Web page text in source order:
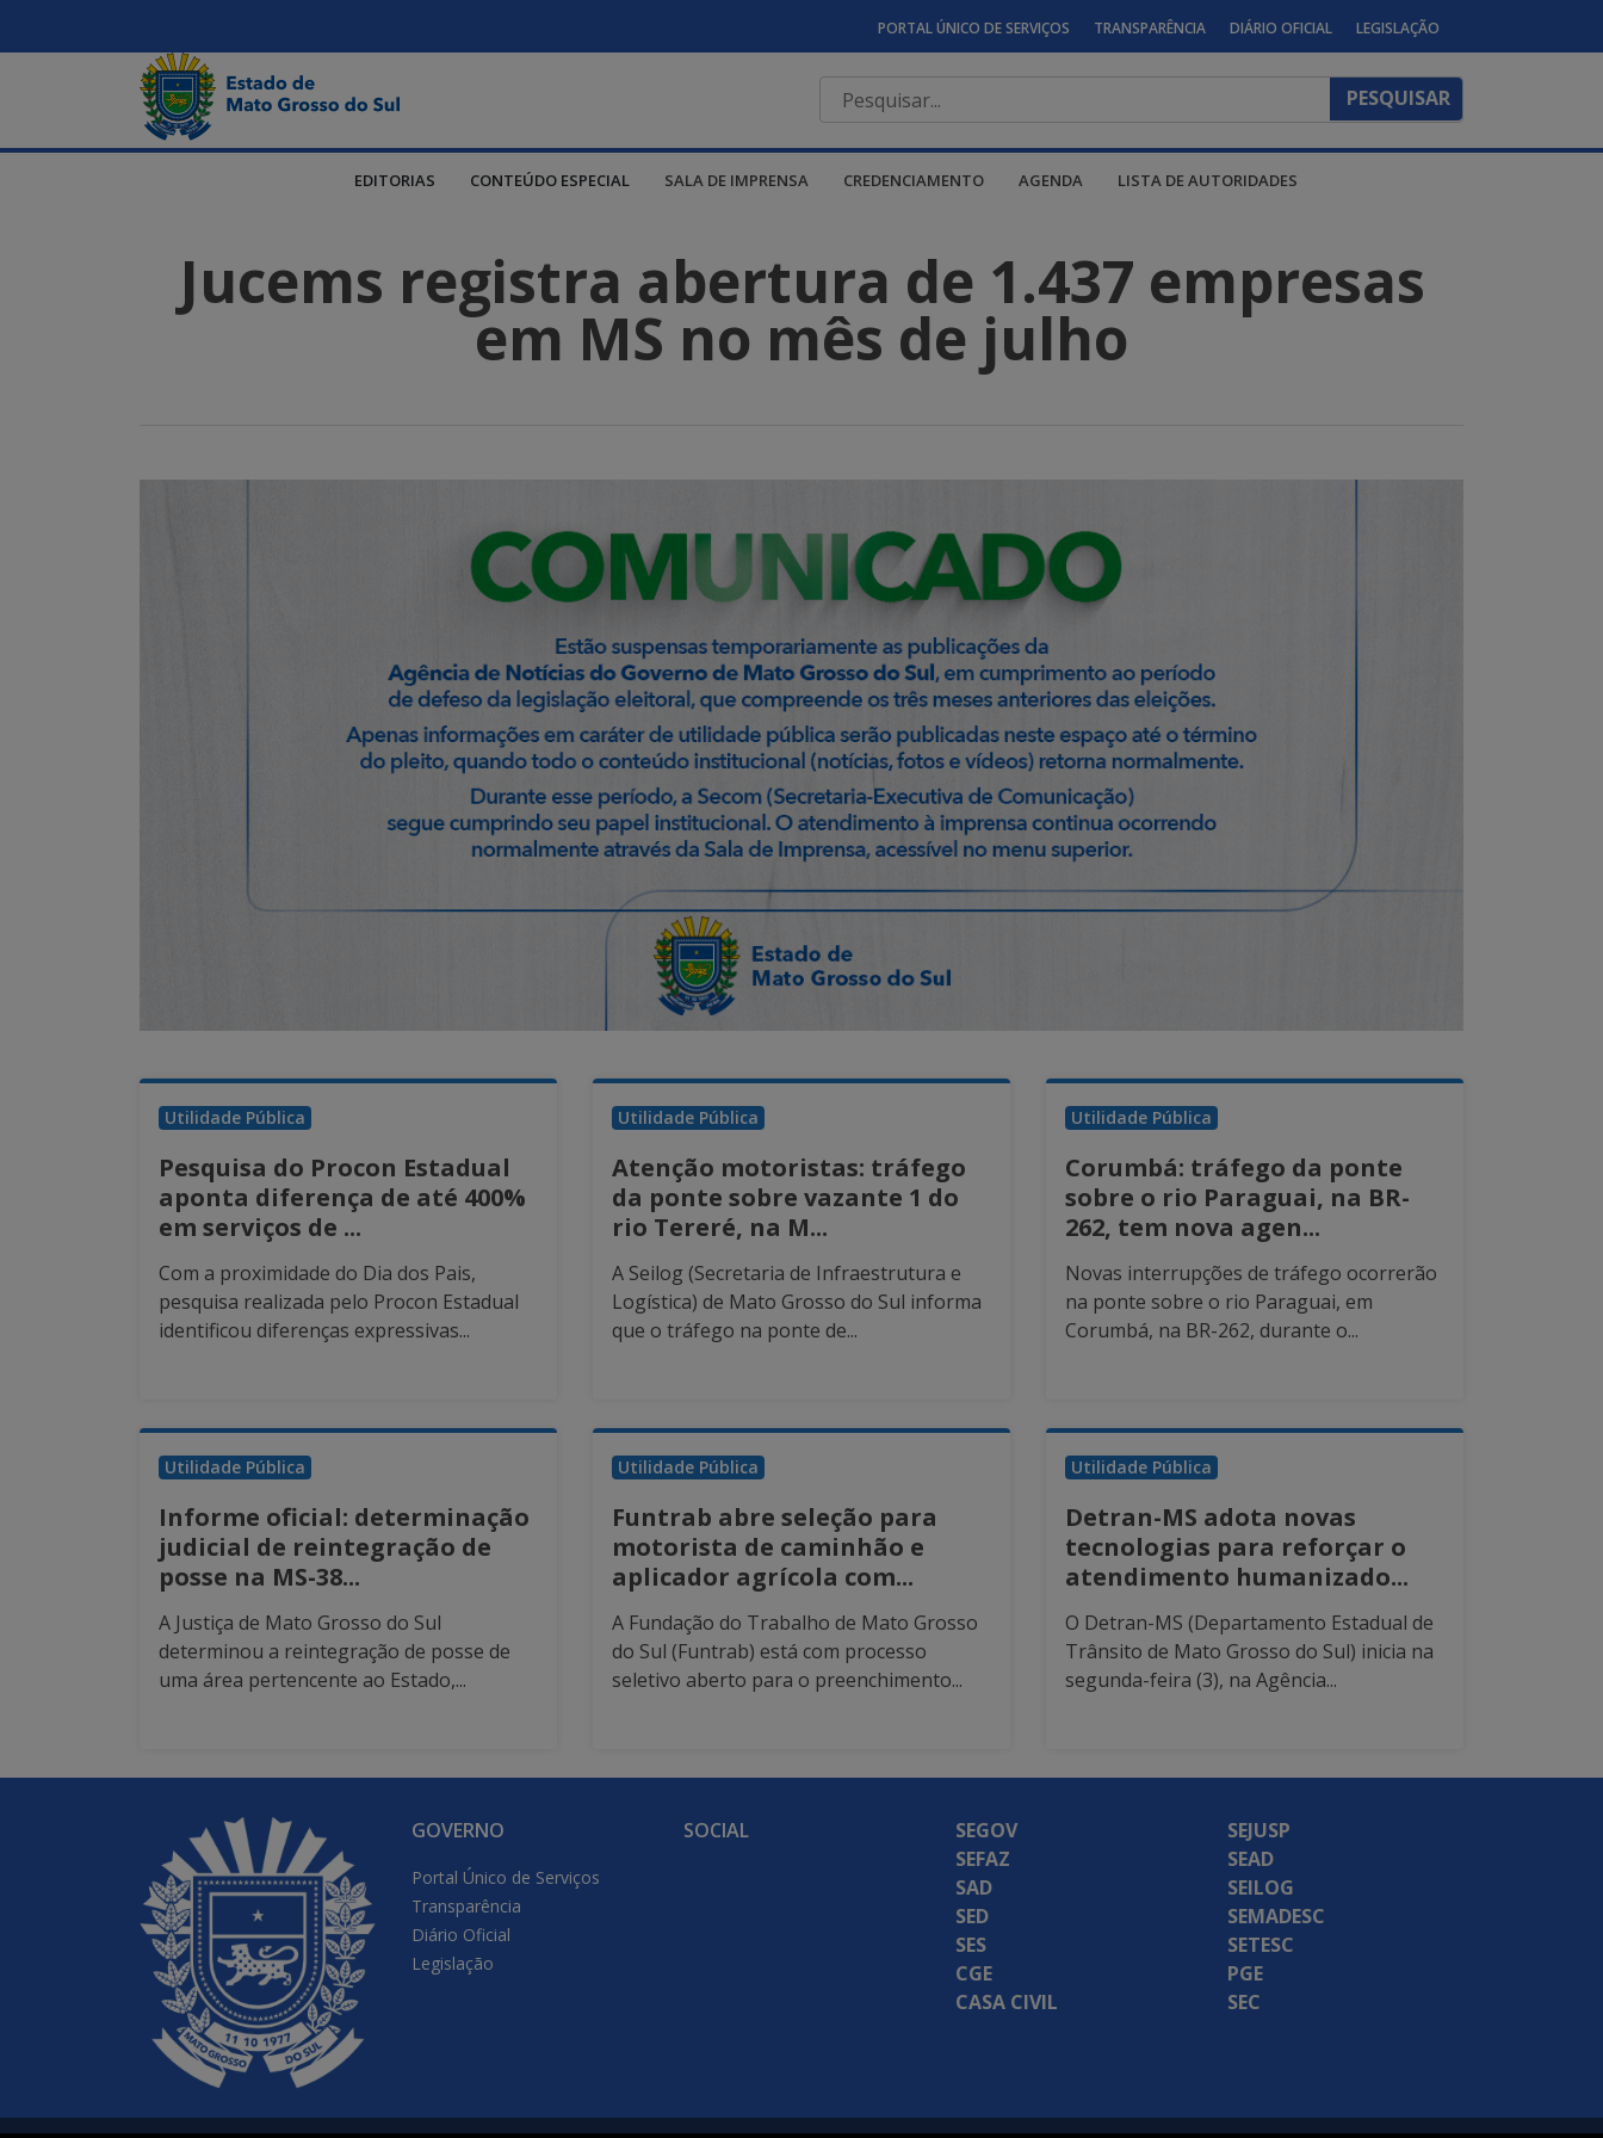
PORTAL ÚNICO DE SERVIÇOS TRANSPARÊNCIA DIÁRIO OFICIAL LEGISLAÇÃO
EDITORIAS CONTEÚDO ESPECIAL SALA DE IMPRENSA CREDENCIAMENTO AGENDA LISTA DE AUTORIDADES
Jucems registra abertura de 1.437 empresas
em MS no mês de julho
Utilidade Pública
Pesquisa do Procon Estadual
aponta diferença de até 400%
em serviços de ...
Com a proximidade do Dia dos Pais,
pesquisa realizada pelo Procon Estadual
identificou diferenças expressivas...
Utilidade Pública
Atenção motoristas: tráfego
da ponte sobre vazante 1 do
rio Tereré, na M...
A Seilog (Secretaria de Infraestrutura e
Logística) de Mato Grosso do Sul informa
que o tráfego na ponte de...
Utilidade Pública
Corumbá: tráfego da ponte
sobre o rio Paraguai, na BR-
262, tem nova agen...
Novas interrupções de tráfego ocorrerão
na ponte sobre o rio Paraguai, em
Corumbá, na BR-262, durante o...
Utilidade Pública
Informe oficial: determinação
judicial de reintegração de
posse na MS-38...
A Justiça de Mato Grosso do Sul
determinou a reintegração de posse de
uma área pertencente ao Estado,...
Utilidade Pública
Funtrab abre seleção para
motorista de caminhão e
aplicador agrícola com...
A Fundação do Trabalho de Mato Grosso
do Sul (Funtrab) está com processo
seletivo aberto para o preenchimento...
Utilidade Pública
Detran-MS adota novas
tecnologias para reforçar o
atendimento humanizado...
O Detran-MS (Departamento Estadual de
Trânsito de Mato Grosso do Sul) inicia na
segunda-feira (3), na Agência...
GOVERNO
Portal Único de Serviços
Transparência
Diário Oficial
Legislação
SOCIAL
SEGOV
SEFAZ
SAD
SED
SES
CGE
CASA CIVIL
SEJUSP
SEAD
SEILOG
SEMADESC
SETESC
PGE
SEC